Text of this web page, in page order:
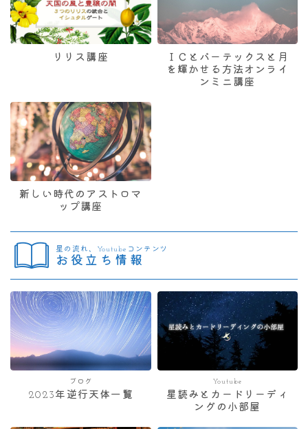
リリス講座
ＩＣとバーテックスと月
を輝かせる方法オンライ
ンミニ講座
新しい時代のアストロマ
ップ講座
星の流れ、Youtubeコンテンツ
お役立ち情報
ブログ
2023年逆行天体一覧
Youtube
星読みとカードリーディ
ングの小部屋